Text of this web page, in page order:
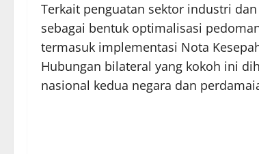
Terkait penguatan sektor industri
sebagai bentuk optimalisasi
termasuk implementasi Nota
Hubungan bilateral yang kokoh ini
nasional kedua negara dan